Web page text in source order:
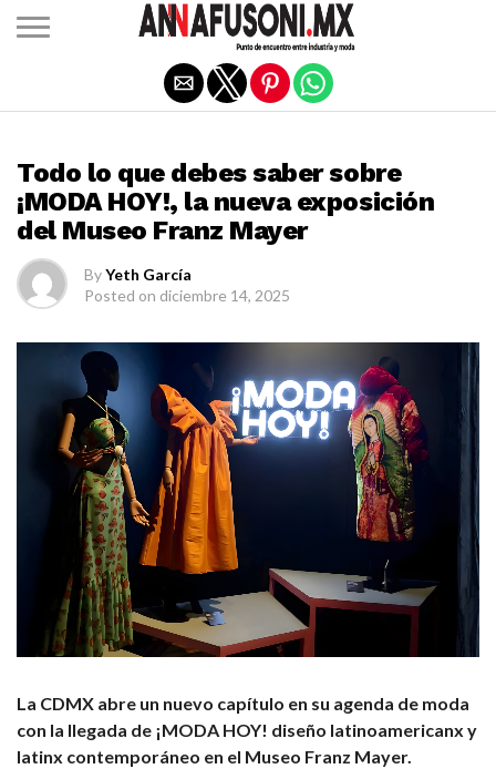
Todo lo que debes saber sobre
¡MODA HOY!, la nueva exposición
del Museo Franz Mayer
ByYeth García
Posted on diciembre 14, 2025
La CDMX abre un nuevo capítulo en su agenda de moda
con la llegada de ¡MODA HOY! diseño latinoamericanx y
latinx contemporáneo en el Museo Franz Mayer.
Salir de la versión móvil